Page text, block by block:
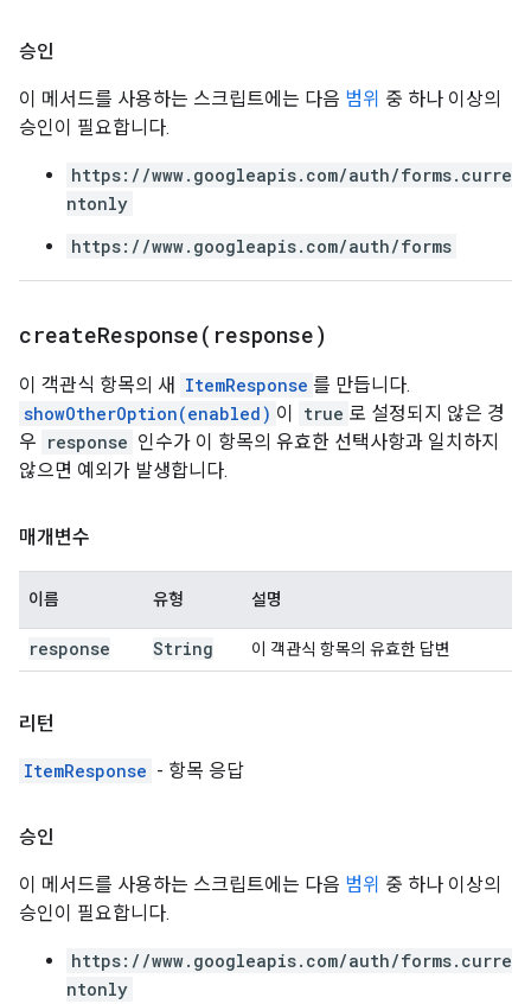
승인
이 메서드를 사용하는 스크립트에는 다음 범위 중 하나 이상의
승인이 필요합니다.
https://www.googleapis.com/auth/forms.curre
ntonly
https://www.googleapis.com/auth/forms
createResponse( response)
이 객관식 항목의 새 ItemResponse 를 만듭니다.
showOtherOption(enabled) 이 true 로 설정되지 않은 경
우 response 인수가 이 항목의 유효한 선택사항과 일치하지
않으면 예외가 발생합니다.
매개변수
이름 유형 설명
response String 이 객관식 항목의 유효한 답변
리턴
ItemResponse - 항목 응답
승인
이 메서드를 사용하는 스크립트에는 다음 범위 중 하나 이상의
승인이 필요합니다.
https://www.googleapis.com/auth/forms.curre
ntonly